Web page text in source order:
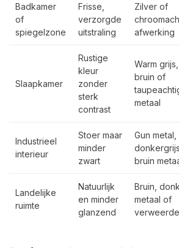
Badkamer
of
spiegelzone
Frisse,
verzorgde
uitstraling
Zilver of
afwerking
Slaapkamer
Rustige
kleur
zonder
sterk
contrast
Warm grijs,
bruin of
metaal
Industrieel
interieur
Stoer maar
minder
zwart
Gun metal,
bruin
Landelijke
ruimte
Natuurlijk
en minder
glanzend
Bruin,
metaal of